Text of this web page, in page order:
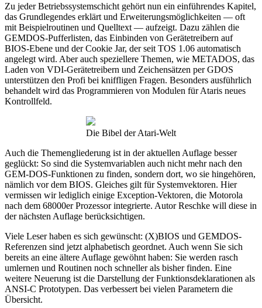
Zu jeder Betriebssystemschicht gehört nun ein einführendes Kapitel,
das Grundlegendes erklärt und Erweiterungsmöglichkeiten — oft
mit Beispielroutinen und Quelltext — aufzeigt. Dazu zählen die
GEMDOS-Pufferlisten, das Einbinden von Gerätetreibern auf
BIOS-Ebene und der Cookie Jar, der seit TOS 1.06 automatisch
angelegt wird. Aber auch speziellere Themen, wie METADOS, das
Laden von VDI-Gerätetreibern und Zeichensätzen per GDOS
unterstützen den Profi bei kniffligen Fragen. Besonders ausführlich
behandelt wird das Programmieren von Modulen für Ataris neues
Kontrollfeld.
Die Bibel der Atari-Welt
Auch die Themengliederung ist in der aktuellen Auflage besser
geglückt: So sind die Systemvariablen auch nicht mehr nach den
GEM-DOS-Funktionen zu finden, sondern dort, wo sie hingehören,
nämlich vor dem BIOS. Gleiches gilt für Systemvektoren. Hier
vermissen wir lediglich einige Exception-Vektoren, die Motorola
nach dem 68000er Prozessor integrierte. Autor Reschke will diese in
der nächsten Auflage berücksichtigen.
Viele Leser haben es sich gewünscht: (X)BIOS und GEMDOS-
Referenzen sind jetzt alphabetisch geordnet. Auch wenn Sie sich
bereits an eine ältere Auflage gewöhnt haben: Sie werden rasch
umlernen und Routinen noch schneller als bisher finden. Eine
weitere Neuerung ist die Darstellung der Funktionsdeklarationen als
ANSI-C Prototypen. Das verbessert bei vielen Parametern die
Übersicht.